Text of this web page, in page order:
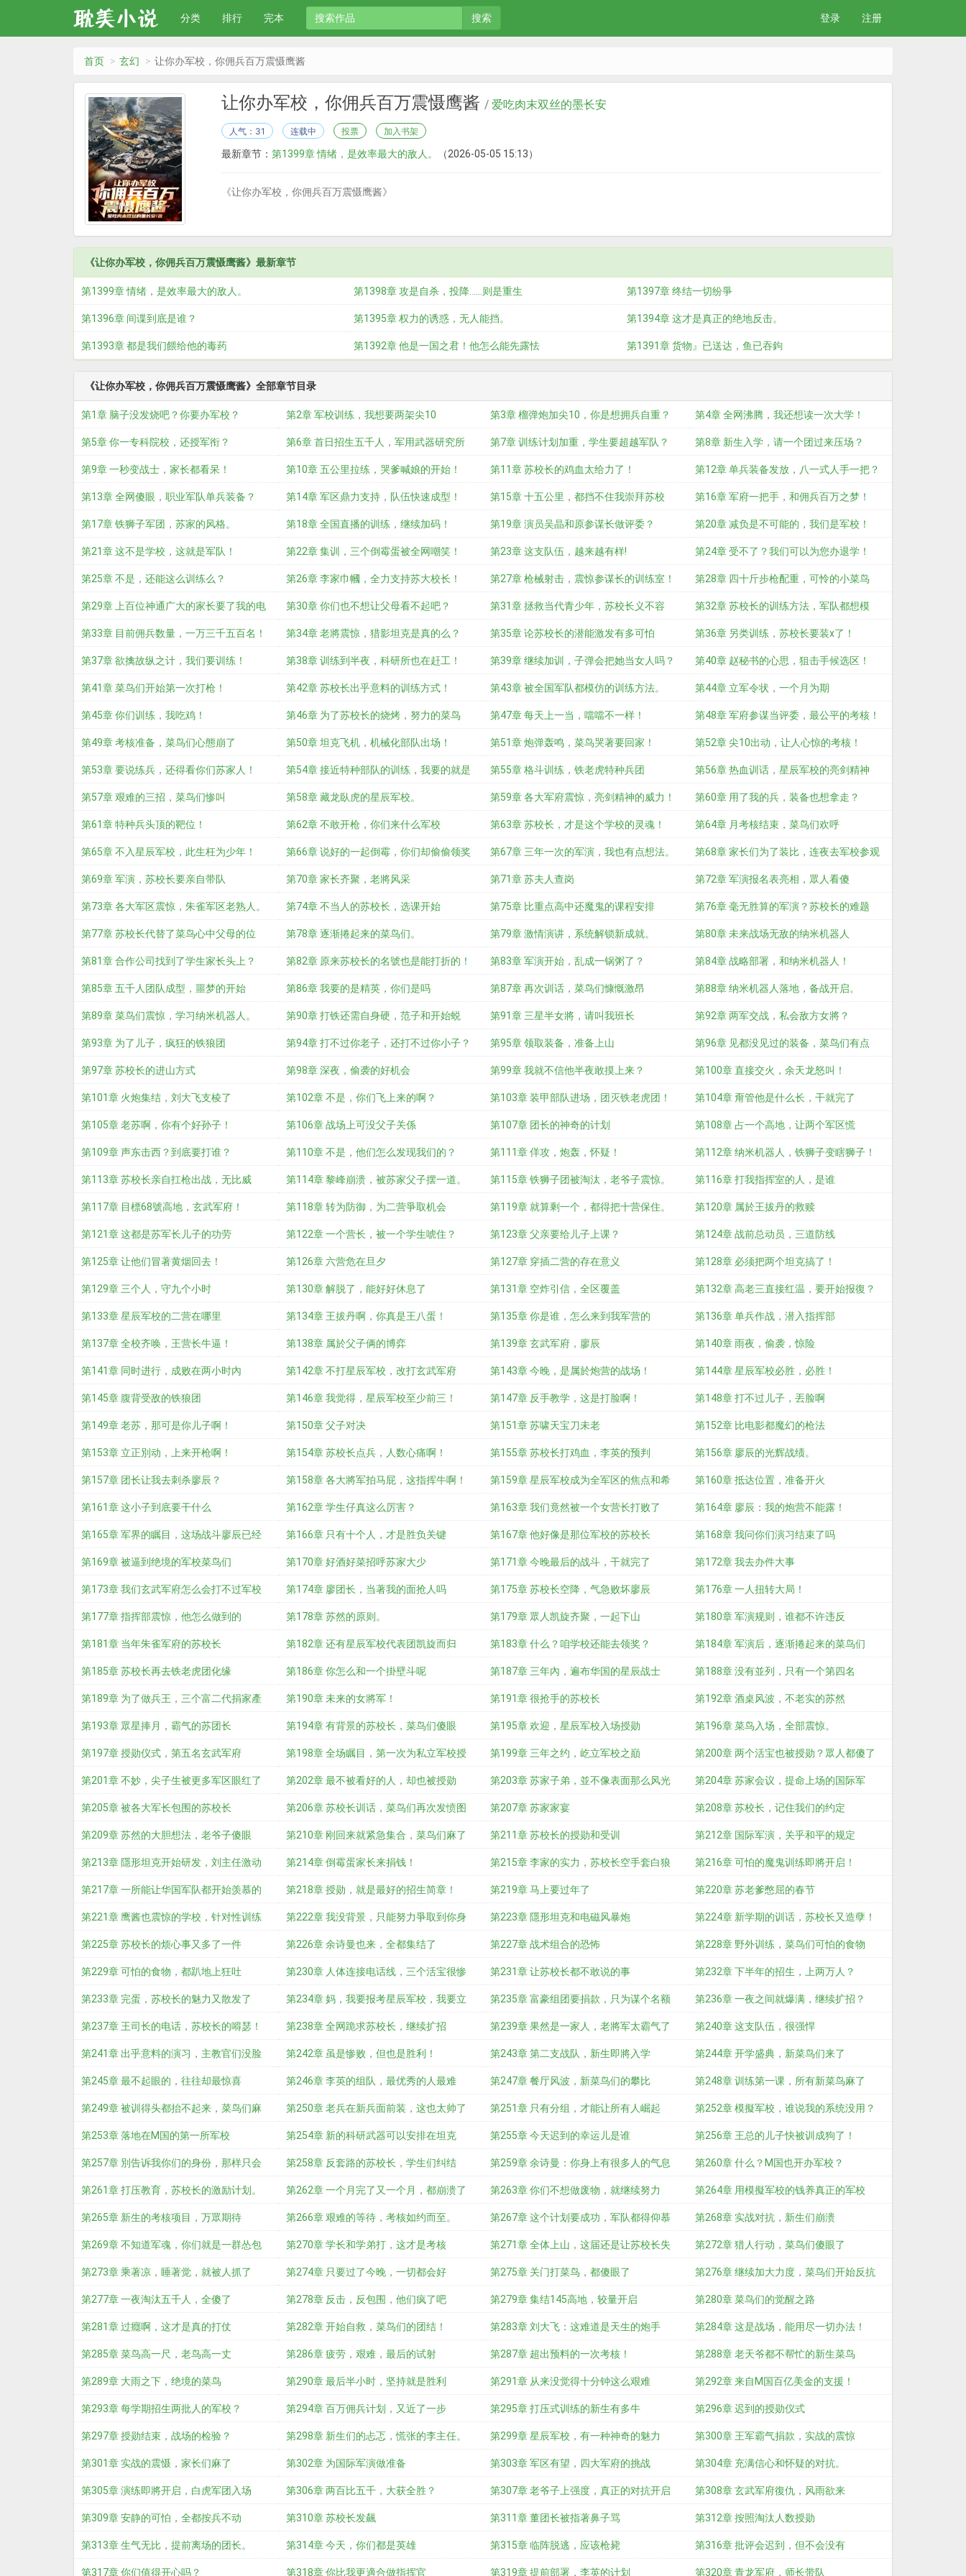
分类 排行 完本 搜索 登录 注册
首页 玄幻 让你办军校，你佣兵百万震慑鹰酱
让你办军校，你佣兵百万震慑鹰酱 / 爱吃肉末双丝的墨长安
人气：31 连载中 投票 加入书架
最新章节： 第1399章 情绪，是效率最大的敌人。 （2026-05-05 15:13）
《让你办军校，你佣兵百万震慑鹰酱》
《让你办军校，你佣兵百万震慑鹰酱》最新章节
第1399章 情绪，是效率最大的敌人。 第1398章 攻是自杀，投降……则是重生 第1397章 终结一切纷爭
第1396章 间谍到底是谁？ 第1395章 权力的诱惑，无人能挡。 第1394章 这才是真正的绝地反击。
第1393章 都是我们餵给他的毒药 第1392章 他是一国之君！他怎么能先露怯 第1391章 货物』已送达，鱼已吞鉤
《让你办军校，你佣兵百万震慑鹰酱》全部章节目录
第1章 脑子没发烧吧？你要办军校？ 第2章 军校训练，我想要两架尖10 第3章 榴弹炮加尖10，你是想拥兵自重？ 第4章 全网沸腾，我还想读一次大学！
第5章 你一专科院校，还授军衔？ 第6章 首日招生五千人，军用武器研究所 第7章 训练计划加重，学生要超越军队？ 第8章 新生入学，请一个团过来压场？
第9章 一秒变战士，家长都看呆！ 第10章 五公里拉练，哭爹喊娘的开始！ 第11章 苏校长的鸡血太给力了！ 第12章 单兵装备发放，八一式人手一把？
第13章 全网傻眼，职业军队单兵装备？ 第14章 军区鼎力支持，队伍快速成型！ 第15章 十五公里，都挡不住我崇拜苏校
长！
第16章 军府一把手，和佣兵百万之梦！
第17章 铁狮子军团，苏家的风格。 第18章 全国直播的训练，继续加码！ 第19章 演员吴晶和原参谋长做评委？ 第20章 减负是不可能的，我们是军校！
第21章 这不是学校，这就是军队！ 第22章 集训，三个倒霉蛋被全网嘲笑！ 第23章 这支队伍，越来越有样! 第24章 受不了？我们可以为您办退学！
第25章 不是，还能这么训练么？ 第26章 李家巾幗，全力支持苏大校长！ 第27章 枪械射击，震惊参谋长的训练室！ 第28章 四十斤步枪配重，可怜的小菜鸟
们！
第29章 上百位神通广大的家长要了我的电
话？
第30章 你们也不想让父母看不起吧？ 第31章 拯救当代青少年，苏校长义不容
辞！
第32章 苏校长的训练方法，军队都想模
仿！
第33章 目前佣兵数量，一万三千五百名！ 第34章 老將震惊，猎影坦克是真的么？ 第35章 论苏校长的潜能激发有多可怕 第36章 另类训练，苏校长要装x了！
第37章 欲擒故纵之计，我们要训练！ 第38章 训练到半夜，科研所也在赶工！ 第39章 继续加训，子弹会把她当女人吗？ 第40章 赵秘书的心思，狙击手候选区！
第41章 菜鸟们开始第一次打枪！ 第42章 苏校长出乎意料的训练方式！ 第43章 被全国军队都模仿的训练方法。 第44章 立军令状，一个月为期
第45章 你们训练，我吃鸡！ 第46章 为了苏校长的烧烤，努力的菜鸟
们！
第47章 每天上一当，噹噹不一样！ 第48章 军府参谋当评委，最公平的考核！
第49章 考核准备，菜鸟们心態崩了 第50章 坦克飞机，机械化部队出场！ 第51章 炮弹轰鸣，菜鸟哭著要回家！ 第52章 尖10出动，让人心惊的考核！
第53章 要说练兵，还得看你们苏家人！ 第54章 接近特种部队的训练，我要的就是
精英！
第55章 格斗训练，铁老虎特种兵团 第56章 热血训话，星辰军校的亮剑精神
第57章 艰难的三招，菜鸟们惨叫 第58章 藏龙臥虎的星辰军校。 第59章 各大军府震惊，亮剑精神的威力！ 第60章 用了我的兵，装备也想拿走？
第61章 特种兵头顶的靶位！ 第62章 不敢开枪，你们来什么军校 第63章 苏校长，才是这个学校的灵魂！ 第64章 月考核结束，菜鸟们欢呼
第65章 不入星辰军校，此生枉为少年！ 第66章 说好的一起倒霉，你们却偷偷领奖 第67章 三年一次的军演，我也有点想法。 第68章 家长们为了装比，连夜去军校参观
第69章 军演，苏校长要亲自带队 第70章 家长齐聚，老將风采 第71章 苏夫人查岗 第72章 军演报名表亮相，眾人看傻
第73章 各大军区震惊，朱雀军区老熟人。 第74章 不当人的苏校长，选课开始 第75章 比重点高中还魔鬼的课程安排 第76章 毫无胜算的军演？苏校长的难题
第77章 苏校长代替了菜鸟心中父母的位
置？
第78章 逐渐捲起来的菜鸟们。 第79章 激情演讲，系统解锁新成就。 第80章 未来战场无敌的纳米机器人
第81章 合作公司找到了学生家长头上？ 第82章 原来苏校长的名號也是能打折的！ 第83章 军演开始，乱成一锅粥了？ 第84章 战略部署，和纳米机器人！
第85章 五千人团队成型，噩梦的开始 第86章 我要的是精英，你们是吗 第87章 再次训话，菜鸟们慷慨激昂 第88章 纳米机器人落地，备战开启。
第89章 菜鸟们震惊，学习纳米机器人。 第90章 打铁还需自身硬，范子和开始蜕
变。
第91章 三星半女將，请叫我班长 第92章 两军交战，私会敌方女將？
第93章 为了儿子，疯狂的铁狼团 第94章 打不过你老子，还打不过你小子？ 第95章 领取装备，准备上山 第96章 见都没见过的装备，菜鸟们有点
慌！
第97章 苏校长的进山方式 第98章 深夜，偷袭的好机会 第99章 我就不信他半夜敢摸上来？ 第100章 直接交火，余天龙怒叫！
第101章 火炮集结，刘大飞支棱了 第102章 不是，你们飞上来的啊？ 第103章 装甲部队进场，团灭铁老虎团！ 第104章 甭管他是什么长，干就完了
第105章 老苏啊，你有个好孙子！ 第106章 战场上可没父子关係 第107章 团长的神奇的计划 第108章 占一个高地，让两个军区慌
第109章 声东击西？到底要打谁？ 第110章 不是，他们怎么发现我们的？ 第111章 佯攻，炮轰，怀疑！ 第112章 纳米机器人，铁狮子变瞎狮子！
第113章 苏校长亲自扛枪出战，无比威
风！
第114章 黎峰崩溃，被苏家父子摆一道。 第115章 铁狮子团被淘汰，老爷子震惊。 第116章 打我指挥室的人，是谁
第117章 目標68號高地，玄武军府！ 第118章 转为防御，为二营爭取机会 第119章 就算剩一个，都得把十营保住。 第120章 属於王拔丹的救赎
第121章 这都是苏军长儿子的功劳 第122章 一个营长，被一个学生唬住？ 第123章 父亲要给儿子上课？ 第124章 战前总动员，三道防线
第125章 让他们冒著黄烟回去！ 第126章 六营危在旦夕 第127章 穿插二营的存在意义 第128章 必须把两个坦克搞了！
第129章 三个人，守九个小时 第130章 解脱了，能好好休息了 第131章 空炸引信，全区覆盖 第132章 高老三直接红温，要开始报復？
第133章 星辰军校的二营在哪里 第134章 王拔丹啊，你真是王八蛋！ 第135章 你是谁，怎么来到我军营的 第136章 单兵作战，潜入指挥部
第137章 全校齐唤，王营长牛逼！ 第138章 属於父子俩的博弈 第139章 玄武军府，廖辰 第140章 雨夜，偷袭，惊险
第141章 同时进行，成败在两小时內 第142章 不打星辰军校，改打玄武军府
了？
第143章 今晚，是属於炮营的战场！ 第144章 星辰军校必胜，必胜！
第145章 腹背受敌的铁狼团 第146章 我觉得，星辰军校至少前三！ 第147章 反手教学，这是打脸啊！ 第148章 打不过儿子，丟脸啊
第149章 老苏，那可是你儿子啊！ 第150章 父子对决 第151章 苏啸天宝刀未老 第152章 比电影都魔幻的枪法
第153章 立正別动，上来开枪啊！ 第154章 苏校长点兵，人数心痛啊！ 第155章 苏校长打鸡血，李英的预判 第156章 廖辰的光辉战绩。
第157章 团长让我去刺杀廖辰？ 第158章 各大將军拍马屁，这指挥牛啊！ 第159章 星辰军校成为全军区的焦点和希
望
第160章 抵达位置，准备开火
第161章 这小子到底要干什么 第162章 学生仔真这么厉害？ 第163章 我们竟然被一个女营长打败了 第164章 廖辰：我的炮营不能露！
第165章 军界的瞩目，这场战斗廖辰已经
输了！
第166章 只有十个人，才是胜负关键 第167章 他好像是那位军校的苏校长 第168章 我问你们演习结束了吗
第169章 被逼到绝境的军校菜鸟们 第170章 好酒好菜招呼苏家大少 第171章 今晚最后的战斗，干就完了 第172章 我去办件大事
第173章 我们玄武军府怎么会打不过军校 第174章 廖团长，当著我的面抢人吗 第175章 苏校长空降，气急败坏廖辰 第176章 一人扭转大局！
第177章 指挥部震惊，他怎么做到的 第178章 苏然的原则。 第179章 眾人凯旋齐聚，一起下山 第180章 军演规则，谁都不许违反
第181章 当年朱雀军府的苏校长 第182章 还有星辰军校代表团凯旋而归 第183章 什么？咱学校还能去领奖？ 第184章 军演后，逐渐捲起来的菜鸟们
第185章 苏校长再去铁老虎团化缘 第186章 你怎么和一个掛壁斗呢 第187章 三年內，遍布华国的星辰战士 第188章 没有並列，只有一个第四名
第189章 为了做兵王，三个富二代捐家產 第190章 未来的女將军！ 第191章 很抢手的苏校长 第192章 酒桌风波，不老实的苏然
第193章 眾星捧月，霸气的苏团长 第194章 有背景的苏校长，菜鸟们傻眼
了。
第195章 欢迎，星辰军校入场授勋 第196章 菜鸟入场，全部震惊。
第197章 授勋仪式，第五名玄武军府 第198章 全场瞩目，第一次为私立军校授
勋
第199章 三年之约，屹立军校之巔 第200章 两个活宝也被授勋？眾人都傻了
第201章 不妙，尖子生被更多军区眼红了 第202章 最不被看好的人，却也被授勋 第203章 苏家子弟，並不像表面那么风光 第204章 苏家会议，提命上场的国际军
演！
第205章 被各大军长包围的苏校长 第206章 苏校长训话，菜鸟们再次发愤图
强
第207章 苏家家宴 第208章 苏校长，记住我们的约定
第209章 苏然的大胆想法，老爷子傻眼 第210章 刚回来就紧急集合，菜鸟们麻了 第211章 苏校长的授勋和受训 第212章 国际军演，关乎和平的规定
第213章 隱形坦克开始研发，刘主任激动
坏了
第214章 倒霉蛋家长来捐钱！ 第215章 李家的实力，苏校长空手套白狼 第216章 可怕的魔鬼训练即將开启！
第217章 一所能让华国军队都开始羡慕的
军校。
第218章 授勋，就是最好的招生简章！ 第219章 马上要过年了 第220章 苏老爹憋屈的春节
第221章 鹰酱也震惊的学校，针对性训练 第222章 我没背景，只能努力爭取到你身
边
第223章 隱形坦克和电磁风暴炮 第224章 新学期的训话，苏校长又造孽！
第225章 苏校长的烦心事又多了一件 第226章 余诗曼也来，全都集结了 第227章 战术组合的恐怖 第228章 野外训练，菜鸟们可怕的食物
第229章 可怕的食物，都趴地上狂吐 第230章 人体连接电话线，三个活宝很惨 第231章 让苏校长都不敢说的事 第232章 下半年的招生，上两万人？
第233章 完蛋，苏校长的魅力又散发了 第234章 妈，我要报考星辰军校，我要立
功！
第235章 富豪组团要捐款，只为谋个名额 第236章 一夜之间就爆满，继续扩招？
第237章 王司长的电话，苏校长的嘚瑟！ 第238章 全网跪求苏校长，继续扩招 第239章 果然是一家人，老將军太霸气了 第240章 这支队伍，很强悍
第241章 出乎意料的演习，主教官们没脸
说话了
第242章 虽是惨败，但也是胜利！ 第243章 第二支战队，新生即將入学 第244章 开学盛典，新菜鸟们来了
第245章 最不起眼的，往往却最惊喜 第246章 李英的组队，最优秀的人最难 第247章 餐厅风波，新菜鸟们的攀比 第248章 训练第一课，所有新菜鸟麻了
第249章 被训得头都抬不起来，菜鸟们麻
了
第250章 老兵在新兵面前装，这也太帅了 第251章 只有分组，才能让所有人崛起 第252章 模擬军校，谁说我的系统没用？
第253章 落地在M国的第一所军校 第254章 新的科研武器可以安排在坦克
上？
第255章 今天迟到的幸运儿是谁 第256章 王总的儿子快被训成狗了！
第257章 別告诉我你们的身份，那样只会
更惨
第258章 反套路的苏校长，学生们纠结 第259章 余诗曼：你身上有很多人的气息 第260章 什么？M国也开办军校？
第261章 打压教育，苏校长的激励计划。 第262章 一个月完了又一个月，都崩溃了 第263章 你们不想做废物，就继续努力 第264章 用模擬军校的钱养真正的军校
第265章 新生的考核项目，万眾期待 第266章 艰难的等待，考核如约而至。 第267章 这个计划要成功，军队都得仰慕 第268章 实战对抗，新生们崩溃
第269章 不知道军魂，你们就是一群怂包 第270章 学长和学弟打，这才是考核 第271章 全体上山，这届还是让苏校长失
望
第272章 猎人行动，菜鸟们傻眼了
第273章 乘著凉，睡著觉，就被人抓了 第274章 只要过了今晚，一切都会好 第275章 关门打菜鸟，都傻眼了 第276章 继续加大力度，菜鸟们开始反抗
第277章 一夜淘汰五千人，全傻了 第278章 反击，反包围，他们疯了吧 第279章 集结145高地，较量开启 第280章 菜鸟们的觉醒之路
第281章 过癮啊，这才是真的打仗 第282章 开始自救，菜鸟们的团结！ 第283章 刘大飞：这难道是天生的炮手 第284章 这是战场，能用尽一切办法！
第285章 菜鸟高一尺，老鸟高一丈 第286章 疲劳，艰难，最后的试射 第287章 超出预料的一次考核！ 第288章 老天爷都不帮忙的新生菜鸟
第289章 大雨之下，绝境的菜鸟 第290章 最后半小时，坚持就是胜利 第291章 从来没觉得十分钟这么艰难 第292章 来自M国百亿美金的支援！
第293章 每学期招生两批人的军校？ 第294章 百万佣兵计划，又近了一步 第295章 打压式训练的新生有多牛 第296章 迟到的授勋仪式
第297章 授勋结束，战场的检验？ 第298章 新生们的忐忑，慌张的李主任。 第299章 星辰军校，有一种神奇的魅力 第300章 王军霸气捐款，实战的震惊
第301章 实战的震慑，家长们麻了 第302章 为国际军演做准备 第303章 军区有望，四大军府的挑战 第304章 充满信心和怀疑的对抗。
第305章 演练即將开启，白虎军团入场 第306章 两百比五千，大获全胜？ 第307章 老爷子上强度，真正的对抗开启 第308章 玄武军府復仇，风雨欲来
第309章 安静的可怕，全都按兵不动 第310章 苏校长发飆 第311章 董团长被指著鼻子骂 第312章 按照淘汰人数授勋
第313章 生气无比，提前离场的团长。 第314章 今天，你们都是英雄 第315章 临阵脱逃，应该枪毙 第316章 批评会迟到，但不会没有
第317章 你们值得开心吗？ 第318章 你比我更適合做指挥官 第319章 提前部署，李英的计划 第320章 青龙军府，师长带队